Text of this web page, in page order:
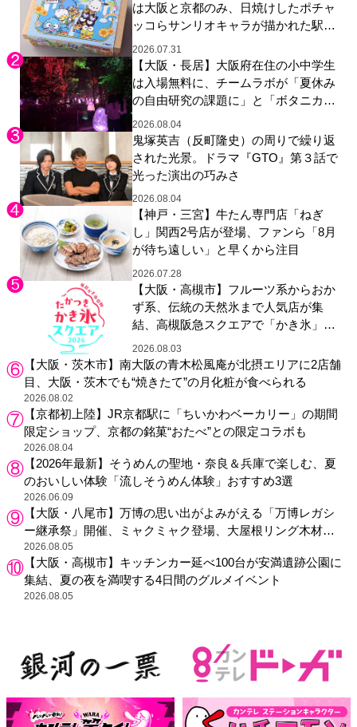
は大阪と京都のみ、日焼けしたポチャ
ッコらサンリオキャラが描かれた駅弁
やグッズが登場
2026.07.31
【大阪・長居】大阪府在住の小中学生
は入場無料に、チームラボが「夏休み
の自由研究の課題に」と「ボタニカル
ガーデン 大阪」へ招待
2026.08.04
鬼塚英吉（反町隆史）の周りで繰り返
された光景。ドラマ『GTO』第３話で
光った演出の巧みさ
2026.08.04
【神戸・三宮】牛たん専門店「ねぎ
し」関西2号店が登場、ファンら「8月
が待ち遠しい」と早くから注目
2026.07.28
【大阪・高槻市】フルーツ系からおか
ず系、伝統の天然氷まで人気店が集
結、高槻阪急スクエアで「かき氷」祭
り
2026.08.03
【大阪・茨木市】南大阪の青木松風庵が北摂エリアに2店舗
目、大阪・茨木でも“焼きたて”の月化粧が食べられる
2026.08.02
【京都初上陸】JR京都駅に「ちいかわベーカリー」の期間
限定ショップ、京都の銘菓“おたべ”との限定コラボも
2026.08.04
【2026年最新】そうめんの聖地・奈良＆兵庫で楽しむ、夏
のおいしい体験「流しそうめん体験」おすすめ3選
2026.06.09
【大阪・八尾市】万博の思い出がよみがえる「万博レガシ
ー継承祭」開催、ミャクミャク登場、大屋根リング木材展
示も
2026.08.05
【大阪・高槻市】キッチンカー延べ100台が安満遺跡公園に
集結、夏の夜を満喫する4日間のグルメイベント
2026.08.05